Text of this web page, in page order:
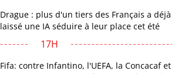
Drague : plus d'un tiers des Français a déjà
laissé une IA séduire à leur place cet été
17H
Fifa: contre Infantino, l'UEFA, la Concacaf et